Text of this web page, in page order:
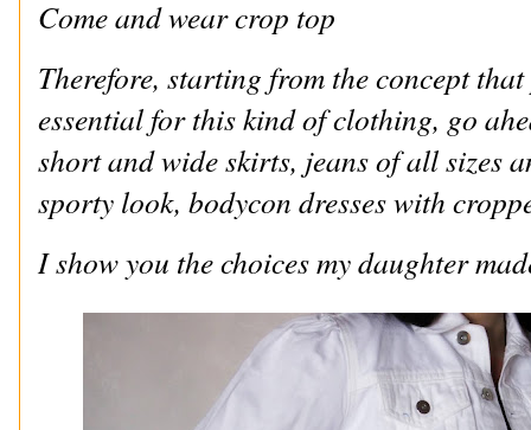
Come and wear crop top
Therefore, starting from the concept
essential for this kind of clothing, go
short and wide skirts, jeans of all sizes
sporty look, bodycon dresses with
I show you the choices my daughter